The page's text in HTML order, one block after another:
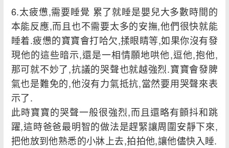
6.太疲憊,需要睡覺 累了就睡是嬰兒大多數時間的
本能反應,而且也不需要太多的安撫,他們很快就能
睡着.疲憊的寶寶會打哈欠,揉眼睛等,如果你沒有發
現他的這些暗示,還是一相情願地哄他,逗他,抱他,
那可就不妙了,抗議的哭聲也就越強烈.寶寶會發脾
氣也是難免的,他沒有力氣抵抗,當然要用哭聲來表
示了.
此時寶寶的哭聲一般很強烈,而且還略有顫抖和跳
躍,這時爸爸最明智的做法是趕緊讓周圍安靜下來,
把他放到他熟悉的小牀上去,拍拍他,讓他儘快入睡.